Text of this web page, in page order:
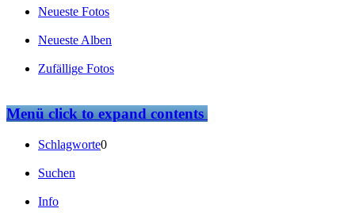
Neueste Fotos
Neueste Alben
Zufällige Fotos
Menüclick to expand contents
Schlagworte0
Suchen
Info